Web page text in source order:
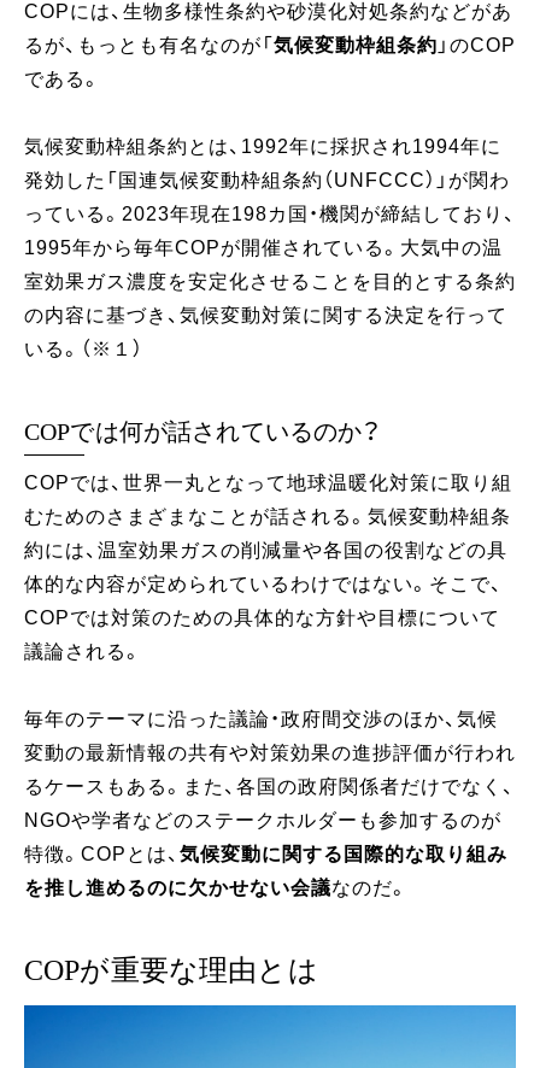
COPには、生物多様性条約や砂漠化対処条約などがあ
るが、もっとも有名なのが「 気候変動枠組条約 」のCOP
である。
気候変動枠組条約とは、1992年に採択され1994年に
発効した「国連気候変動枠組条約（UNFCCC）」が関わ
っている。2023年現在198カ国・機関が締結しており、
1995年から毎年COPが開催されている。大気中の温
室効果ガス濃度を安定化させることを目的とする条約
の内容に基づき、気候変動対策に関する決定を行って
いる。（※１）
COPでは何が話されているのか？
COPでは、世界一丸となって地球温暖化対策に取り組
むためのさまざまなことが話される。気候変動枠組条
約には、温室効果ガスの削減量や各国の役割などの具
体的な内容が定められているわけではない。そこで、
COPでは対策のための具体的な方針や目標について
議論される。
毎年のテーマに沿った議論・政府間交渉のほか、気候
変動の最新情報の共有や対策効果の進捗評価が行われ
るケースもある。また、各国の政府関係者だけでなく、
NGOや学者などのステークホルダーも参加するのが
特徴。COPとは、 気候変動に関する国際的な取り組み
を推し進めるのに欠かせない会議なのだ。
COPが重要な理由とは